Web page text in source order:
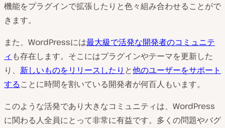
機能をプラグインで拡張したりと色々組み合わせることがで
きます。
また、WordPressには最大級で活発な開発者のコミュニテ
ィ も存在します。そこにはプラグインやテーマを更新した
り、 新しいものをリリースしたり と他のユーザーをサポート
することに時間を割いている開発者が何百人もいます。
このような活発であり大きなコミュニティは、WordPress
に関わる人全員にとって非常に有益です。多くの問題やバグ